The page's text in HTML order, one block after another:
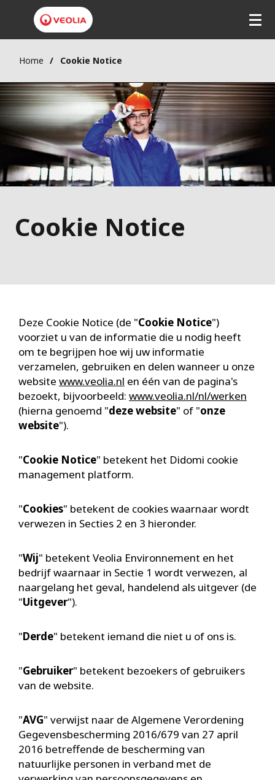
Home Cookie Notice
Cookie Notice
Deze Cookie Notice (de "Cookie Notice")
voorziet u van de informatie die u nodig heeft
om te begrijpen hoe wij uw informatie
verzamelen, gebruiken en delen wanneer u onze
website www.veolia.nl en één van de pagina's
bezoekt, bijvoorbeeld: www.veolia.nl/nl/werken
(hierna genoemd "deze website" of "onze
website").
"Cookie Notice" betekent het Didomi cookie
management platform.
"Cookies" betekent de cookies waarnaar wordt
verwezen in Secties 2 en 3 hieronder.
"Wij" betekent Veolia Environnement en het
bedrijf waarnaar in Sectie 1 wordt verwezen, al
naargelang het geval, handelend als uitgever (de
"Uitgever").
"Derde" betekent iemand die niet u of ons is.
"Gebruiker" betekent bezoekers of gebruikers
van de website.
"AVG" verwijst naar de Algemene Verordening
Gegevensbescherming 2016/679 van 27 april
2016 betreffende de bescherming van
natuurlijke personen in verband met de